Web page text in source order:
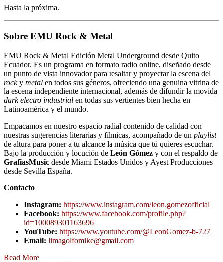
Hasta la próxima.
Sobre EMU Rock & Metal
EMU Rock & Metal Edición Metal Underground desde Quito
Ecuador. Es un programa en formato radio online, diseñado desde
un punto de vista innovador para resaltar y proyectar la escena del
rocky metal en todos sus géneros, ofreciendo una genuina vitrina de
la escena independiente internacional, además de difundir la movida
dark electro industrial en todas sus vertientes bien hecha en
Latinoamérica y el mundo.
Empacamos en nuestro espacio radial contenido de calidad con
nuestras sugerencias literarias y fílmicas, acompañado de un playlist
de altura para poner a tu alcance la música que tú quieres escuchar.
Bajo la producción y locución de León Gómez y con el respaldo de
GrafiasMusic desde Miami Estados Unidos y Ayest Producciones
desde Sevilla España.
Contacto
Instagram: https://www.instagram.com/leon.gomezofficial
Facebook: https://www.facebook.com/profile.php?
id=100089301163696
YouTube: https://www.youtube.com/@LeonGomez-b-727
Email: limagolfomike@gmail.com
Read More